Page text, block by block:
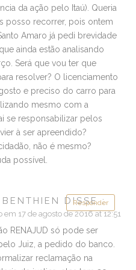
da ação pelo Itaú). Queria
posso recorrer, pois ontem
Amaro já pedi brevidade
ainda estão analisando
Será que vou ter que
resolver? O licenciamento
e preciso do carro para
mesmo com a
se responsabilizar pelos
à ser apreendido?
não é mesmo?
possível.
Responder
BENTHIEN DISSE :
em 17 de agosto de 2016 at 12:51
RENAJUD só pode ser
Juiz, a pedido do banco.
reclamação na